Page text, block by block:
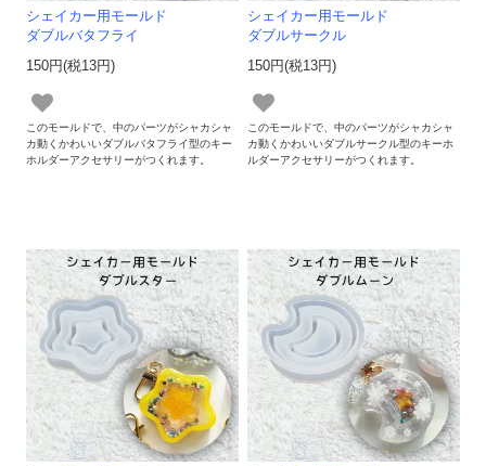
シェイカー用モールド
ダブルバタフライ
150円(税13円)
このモールドで、中のパーツがシャカシャ
カ動くかわいいダブルバタフライ型のキー
ホルダーアクセサリーがつくれます。
シェイカー用モールド
ダブルサークル
150円(税13円)
このモールドで、中のパーツがシャカシャ
カ動くかわいいダブルサークル型のキーホ
ルダーアクセサリーがつくれます。